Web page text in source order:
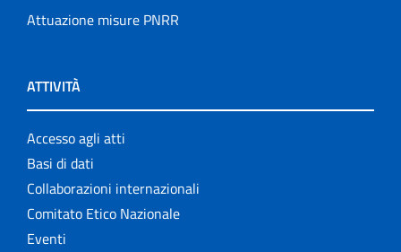
Attuazione misure PNRR
ATTIVITÀ
Accesso agli atti
Basi di dati
Collaborazioni internazionali
Comitato Etico Nazionale
Eventi